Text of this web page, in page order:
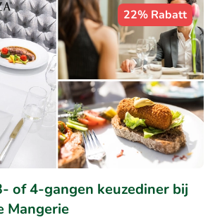
22% Rabatt
of 4-gangen keuzediner bij
Mangerie